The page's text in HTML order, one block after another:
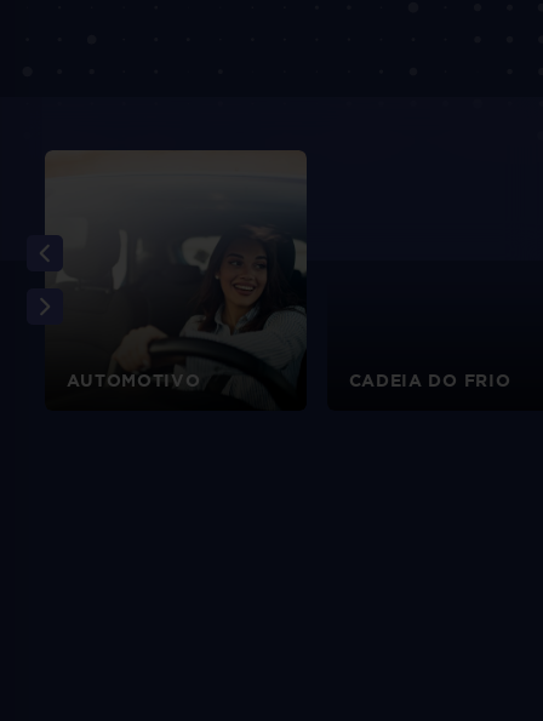
AUTOMOTIVO CADEIA DO FRIO